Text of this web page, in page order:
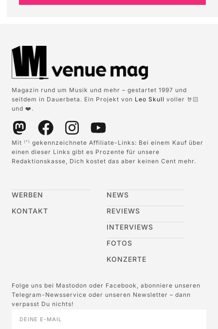
Magazin rund um Musik und mehr – gestartet 1997 und
seitdem in Dauerbeta. Ein Projekt von Leo Skull voller 🤘🏻
und ❤️.
Mit (*)
gekennzeichnete Affiliate-Links: Bei einem Kauf über
einen dieser Links gibt es Prozente für unsere
Redaktionskasse, Dich kostet das aber keinen Cent mehr.
WERBEN
KONTAKT
NEWS
REVIEWS
INTERVIEWS
FOTOS
KONZERTE
Folge uns bei Mastodon oder Facebook, abonniere unseren
Telegram-Newsservice oder unseren Newsletter – dann
verpasst Du nichts!